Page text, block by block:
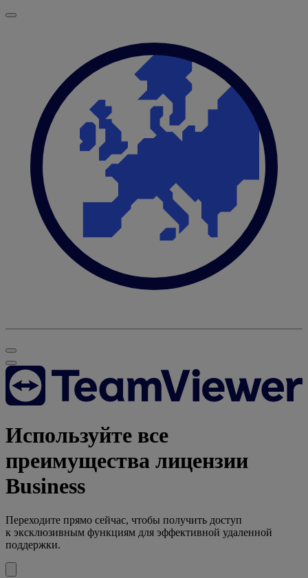
Используйте все
преимущества лицензии
Business
Переходите прямо сейчас, чтобы получить доступ
к эксклюзивным функциям для эффективной удаленной
поддержки.